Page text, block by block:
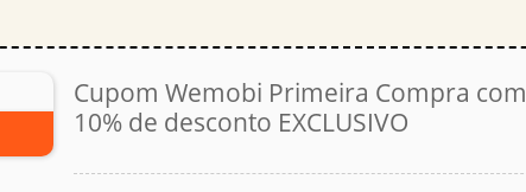
Cupom Wemobi Primeira Compra com
10% de desconto EXCLUSIVO